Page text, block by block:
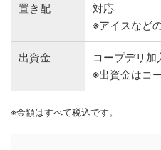
置き配
対応
※アイスなど
出資金
コープデリ
※出資金はコ
※金額はすべて税込です。